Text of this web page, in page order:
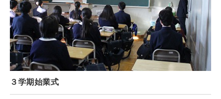
３学期始業式